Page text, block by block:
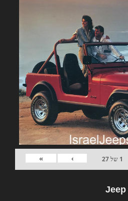
1 של27
›
»